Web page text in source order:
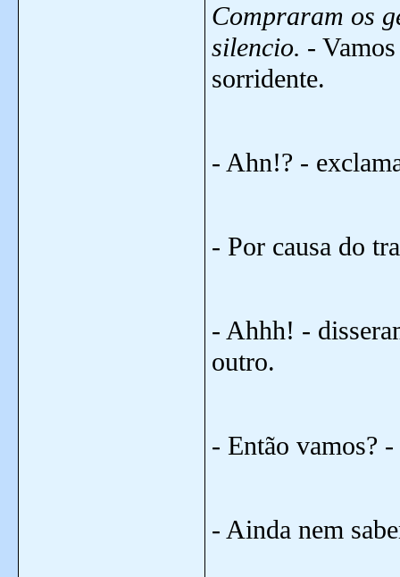
Compraram os
silencio. -
sorridente.
- Ahn!? -
- Por causa do
- Ahhh! -
outro.
- Então vamos?
- Ainda nem